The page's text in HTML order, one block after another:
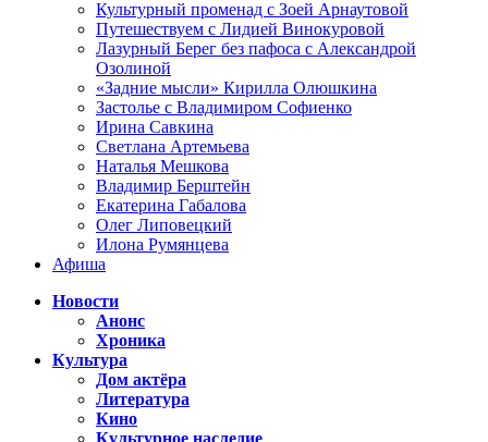
Культурный променад с Зоей Арнаутовой
Путешествуем с Лидией Винокуровой
Лазурный Берег без пафоса с Александрой
Озолиной
«Задние мысли» Кирилла Олюшкина
Застолье с Владимиром Софиенко
Ирина Савкина
Светлана Артемьева
Наталья Мешкова
Владимир Берштейн
Екатерина Габалова
Олег Липовецкий
Илона Румянцева
Афиша
Новости
Анонс
Хроника
Культура
Дом актёра
Литература
Кино